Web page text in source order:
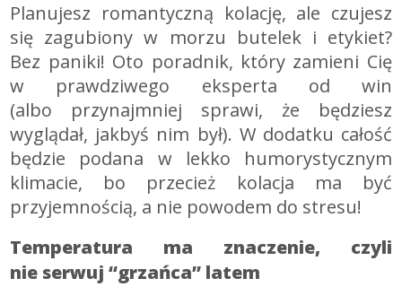
Planujesz romantyczną kolację, ale czujesz
się zagubiony w morzu butelek i etykiet?
Bez paniki! Oto poradnik, który zamieni Cię
w prawdziwego eksperta od win
(albo przynajmniej sprawi, że będziesz
wyglądał, jakbyś nim był). W dodatku całość
będzie podana w lekko humorystycznym
klimacie, bo przecież kolacja ma być
przyjemnością, a nie powodem do stresu!
Temperatura ma znaczenie, czyli
nie serwuj “grzańca” latem